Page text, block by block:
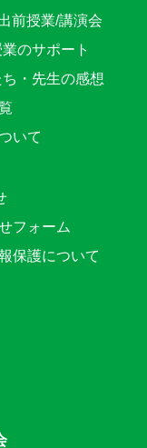
前授業/講演会
のサポート
・先生の感想
いて
フォーム
保護について